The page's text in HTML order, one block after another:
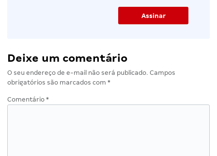
Deixe um comentário
O seu endereço de e-mail não será publicado. Campos
obrigatórios são marcados com *
Comentário *